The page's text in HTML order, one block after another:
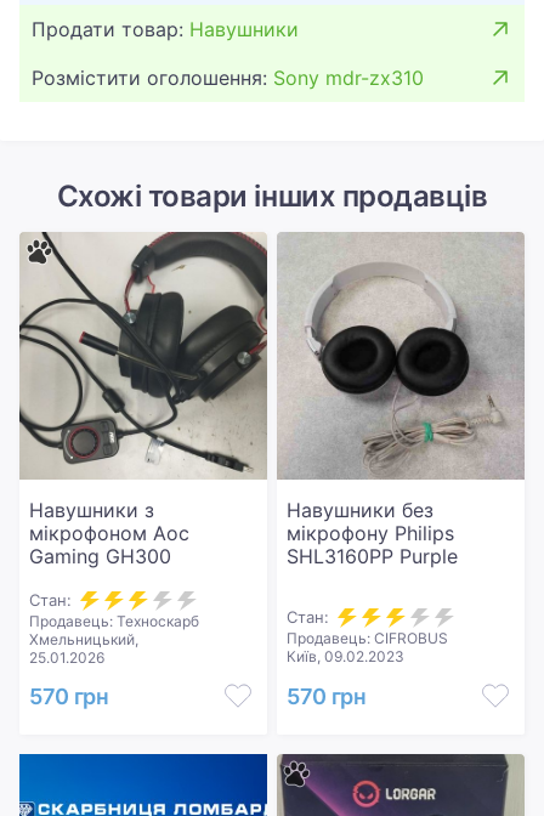
Продати товар: Навушники
Розмістити оголошення: Sony mdr-zx310
Схожі товари інших продавців
Навушники з
мікрофоном Aoc
Gaming GH300
Стан:
Продавець: Техноскарб
Хмельницький,
25.01.2026
570 грн
Навушники без
мікрофону Philips
SHL3160PP Purple
Стан:
Продавець: CIFROBUS
Київ, 09.02.2023
570 грн